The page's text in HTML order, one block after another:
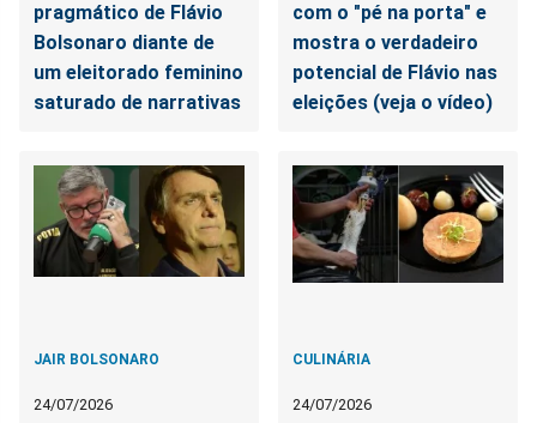
pragmático de Flávio
Bolsonaro diante de
um eleitorado feminino
saturado de narrativas
com o "pé na porta" e
mostra o verdadeiro
potencial de Flávio nas
eleições (veja o vídeo)
JAIR BOLSONARO
24/07/2026
CULINÁRIA
24/07/2026